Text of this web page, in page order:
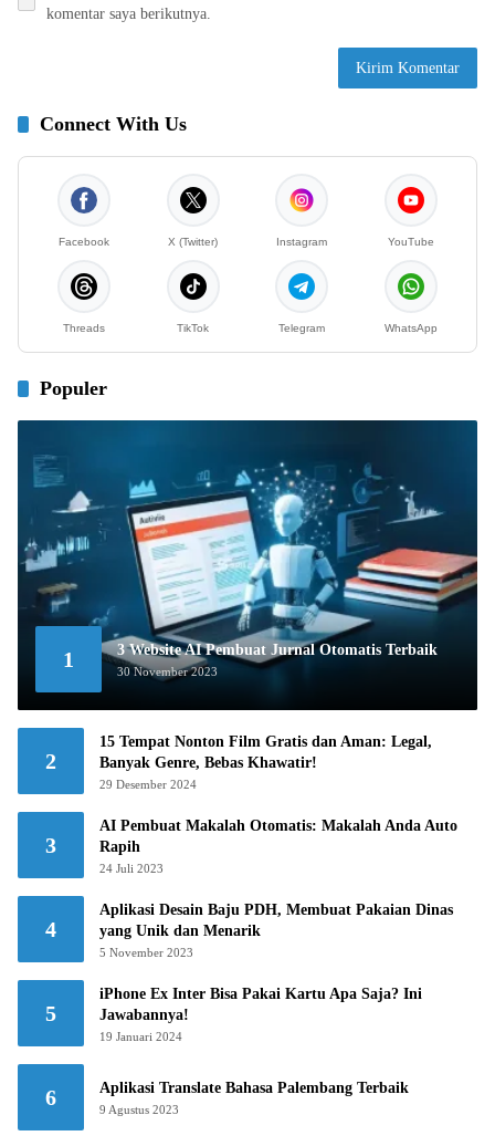
komentar saya berikutnya.
Connect With Us
Facebook X (Twitter) Instagram YouTube
Threads TikTok Telegram WhatsApp
Populer
1 3 Website AI Pembuat Jurnal Otomatis Terbaik
30 November 2023
2
15 Tempat Nonton Film Gratis dan Aman: Legal,
Banyak Genre, Bebas Khawatir!
29 Desember 2024
3
AI Pembuat Makalah Otomatis: Makalah Anda Auto
Rapih
24 Juli 2023
4
Aplikasi Desain Baju PDH, Membuat Pakaian Dinas
yang Unik dan Menarik
5 November 2023
5
iPhone Ex Inter Bisa Pakai Kartu Apa Saja? Ini
Jawabannya!
19 Januari 2024
6 Aplikasi Translate Bahasa Palembang Terbaik
9 Agustus 2023